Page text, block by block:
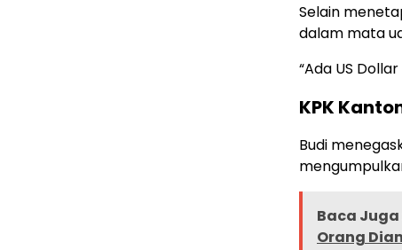
Selain
dalam mata
“Ada US
KPK
Budi
Baca Juga
Orang